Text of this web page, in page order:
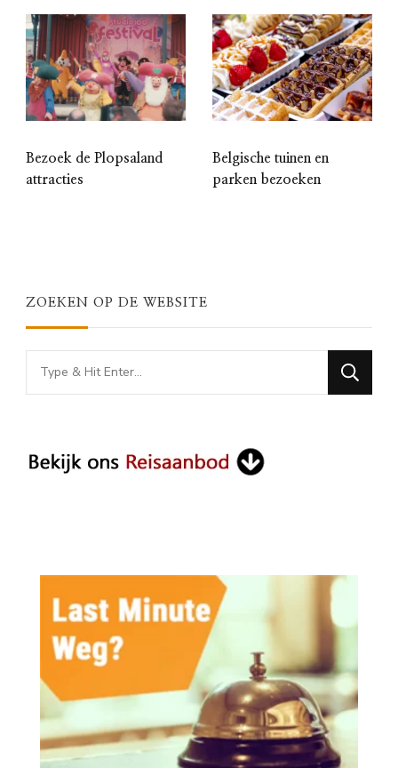
Bezoek de Plopsaland
attracties
Belgische tuinen en
parken bezoeken
ZOEKEN OP DE WEBSITE
Looking
for